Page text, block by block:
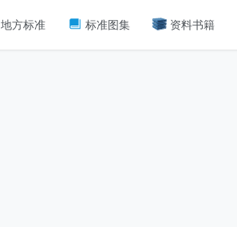
地方标准 标准图集 资料书籍